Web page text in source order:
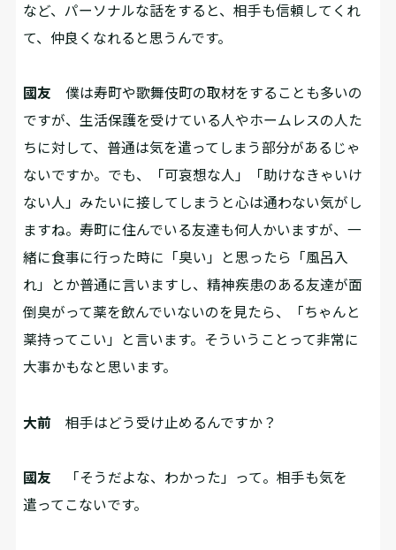
など、パーソナルな話をすると、相手も信頼してくれ
て、仲良くなれると思うんです。
國友 僕は寿町や歌舞伎町の取材をすることも多いの
ですが、生活保護を受けている人やホームレスの人た
ちに対して、普通は気を遣ってしまう部分があるじゃ
ないですか。でも、「可哀想な人」「助けなきゃいけ
ない人」みたいに接してしまうと心は通わない気がし
ますね。寿町に住んでいる友達も何人かいますが、一
緒に食事に行った時に「臭い」と思ったら「風呂入
れ」とか普通に言いますし、精神疾患のある友達が面
倒臭がって薬を飲んでいないのを見たら、「ちゃんと
薬持ってこい」と言います。そういうことって非常に
大事かもなと思います。
大前 相手はどう受け止めるんですか？
國友 「そうだよな、わかった」って。相手も気を
遣ってこないです。